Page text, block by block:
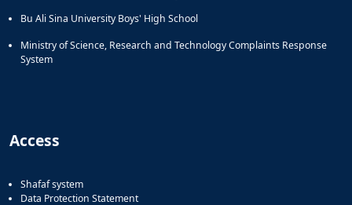
Bu Ali Sina University Boys' High School
Ministry of Science, Research and Technology Complaints Response
System
Access
Shafaf system
Data Protection Statement